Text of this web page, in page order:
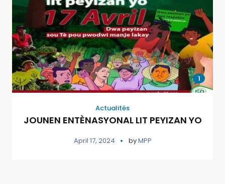
1
Actualités
JOUNEN ENTÈNASYONAL LIT PEYIZAN YO
April 17, 2024 byMPP